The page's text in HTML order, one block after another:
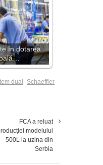
în dotarea
dual
Schaeffler
FCA a reluat
modelului
500L la uzina din
Serbia